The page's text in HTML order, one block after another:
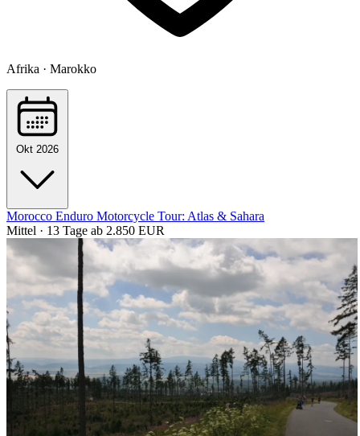
Afrika · Marokko
Okt 2026
Morocco Enduro Motorcycle Tour: Atlas & Sahara
Mittel · 13 Tage ab 2.850 EUR